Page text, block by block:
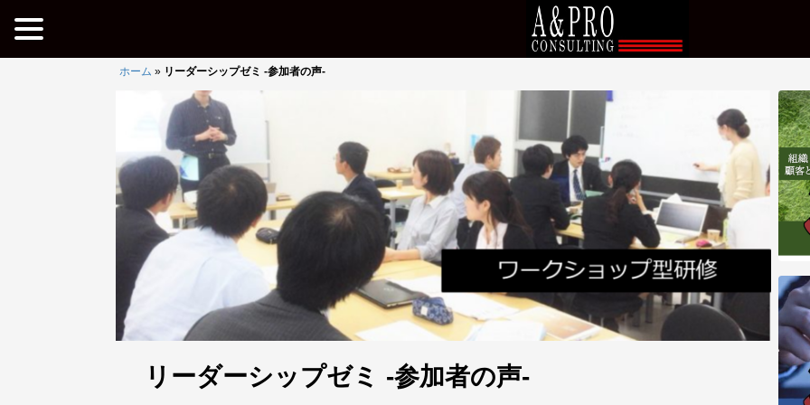
ホーム » リーダーシップゼミ -参加者の声-
リーダーシップゼミ -参加者の声-